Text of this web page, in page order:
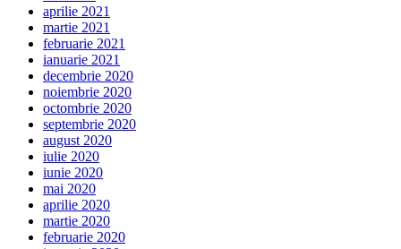
aprilie 2021
martie 2021
februarie 2021
ianuarie 2021
decembrie 2020
noiembrie 2020
octombrie 2020
septembrie 2020
august 2020
iulie 2020
iunie 2020
mai 2020
aprilie 2020
martie 2020
februarie 2020